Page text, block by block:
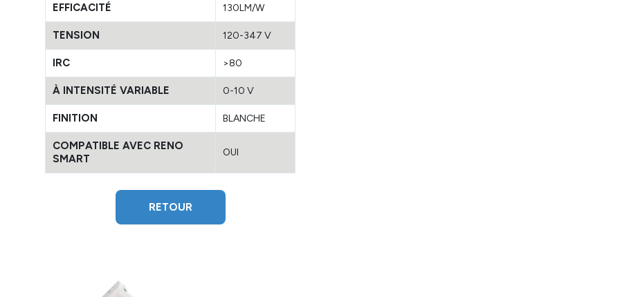
EFFICACITÉ 130LM/W
TENSION 120-347 V
IRC >80
À INTENSITÉ VARIABLE 0-10 V
FINITION BLANCHE
COMPATIBLE AVEC RENO
SMART
OUI
RETOUR